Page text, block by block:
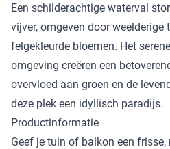
Een schilderachtige waterval
vijver, omgeven door weelderige
felgekleurde bloemen. Het
omgeving creëren een
overvloed aan groen en de
deze plek een idyllisch paradijs.
Productinformatie
Geef je tuin of balkon een